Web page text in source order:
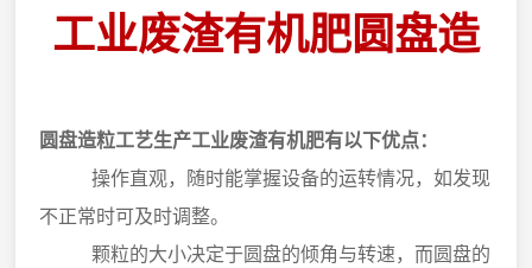
工业废渣有机肥圆盘造
圆盘造粒工艺生产工业废渣有机肥有以下优点：
操作直观，随时能掌握设备的运转情况，如发现
不正常时可及时调整。
颗粒的大小决定于圆盘的倾角与转速，而圆盘的